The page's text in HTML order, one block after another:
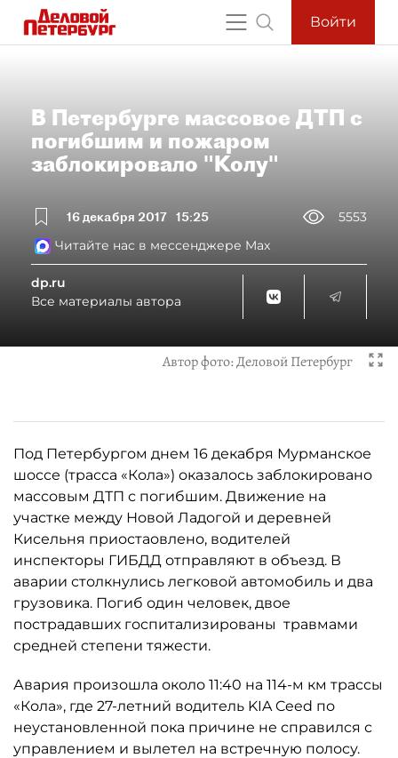
Войти
В Петербурге массовое ДТП с
погибшим и пожаром
заблокировало "Колу"
16 декабря 2017 15:25
5553
Читайте нас в мессенджере Max
dp.ru
Все материалы автора
Автор фото:Деловой Петербург
Под Петербургом днем 16 декабря Мурманское
шоссе (трасса «Кола») оказалось заблокировано
массовым ДТП с погибшим. Движение на
участке между Новой Ладогой и деревней
Кисельня приостаовлено, водителей
инспекторы ГИБДД отправляют в объезд. В
аварии столкнулись легковой автомобиль и два
грузовика. Погиб один человек, двое
пострадавших госпитализированы травмами
средней степени тяжести.
Авария произошла около 11:40 на 114-м км трассы
«Кола», где 27-летний водитель KIA Ceed по
неустановленной пока причине не справился с
управлением и вылетел на встречную полосу.